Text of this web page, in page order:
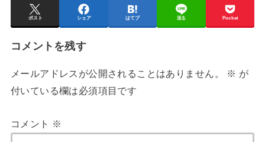
ポスト シェア はてブ 送る Pocket
コメントを残す
メールアドレスが公開されることはありません。 ※ が
付いている欄は必須項目です
コメント ※